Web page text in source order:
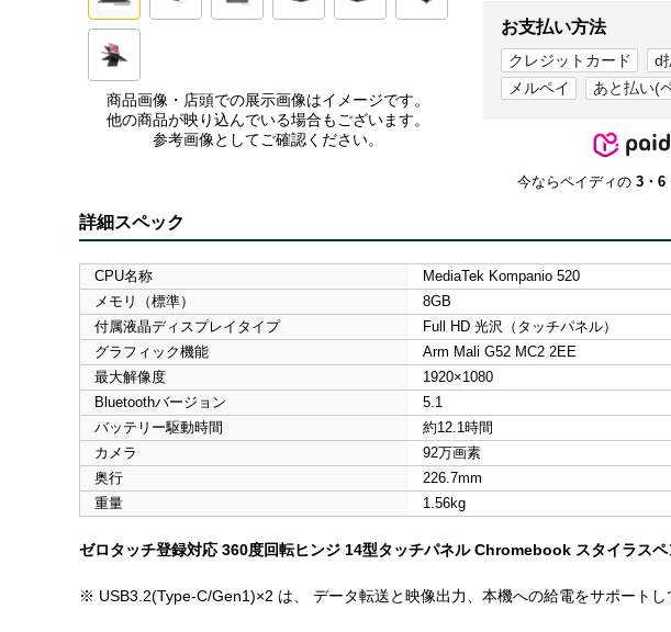
商品画像・店頭での展示画像はイメージです。
他の商品が映り込んでいる場合もございます。
参考画像としてご確認ください。
お支払い方法
クレジットカード d
メルペイ
あと払い(
今ならペイディの 3・6
詳細スペック
CPU名称 MediaTek Kompanio 520
メモリ（標準）
8GB
付属液晶ディスプレイタイプ
Full HD 光沢（タッチパネル）
グラフィック機能
Arm Mali G52 MC2 2EE
最大解像度
1920×1080
Bluetoothバージョン
5.1
バッテリー駆動時間
約12.1時間
カメラ
92万画素
奥行
226.7mm
重量
1.56kg
ゼロタッチ登録対応 360度回転ヒンジ 14型タッチパネル Chromebook スタイラスペ
※ USB3.2(Type-C/Gen1)×2 は、 データ転送と映像出力、本機への給電をサポート